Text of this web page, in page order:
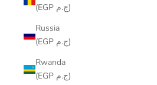
(EGP ج.م)
Russia
(EGP ج.م)
Rwanda
(EGP ج.م)